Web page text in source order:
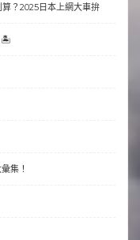
？2025日本上網大車拚
🏝
集！